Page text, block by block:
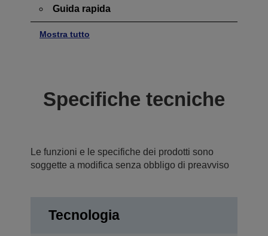
Guida rapida
Mostra tutto
Specifiche tecniche
Le funzioni e le specifiche dei prodotti sono
soggette a modifica senza obbligo di preavviso
Tecnologia